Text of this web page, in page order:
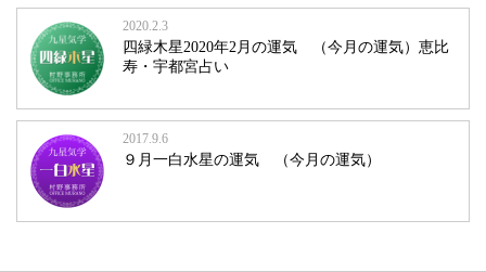
2020.2.3
四緑木星2020年2月の運気 （今月の運気）恵比
寿・宇都宮占い
2017.9.6
９月一白水星の運気 （今月の運気）